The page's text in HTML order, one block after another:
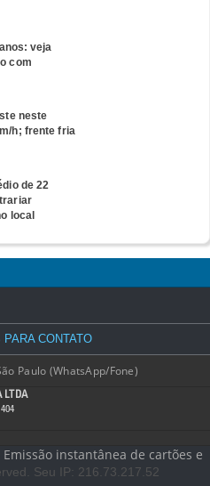
veja
com
neste
h; frente fria
de 22
local
CONTATO
Paulo (WhatsApp/Fone)
LTDA
Emissão instantânea de cartões e
Seu IP: 216.73.217.52